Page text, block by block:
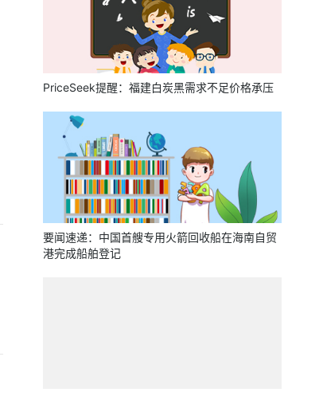
PriceSeek提醒：福建白炭黑需求不足价格承压
要闻速递：中国首艘专用火箭回收船在海南自贸
港完成船舶登记